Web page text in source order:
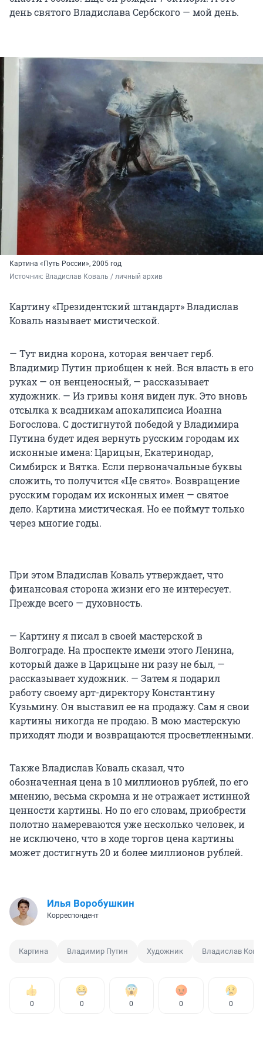
день святого Владислава Сербского — мой день.
Картина «Путь России», 2005 год
Источник: Владислав Коваль / личный архив
Картину «Президентский штандарт» Владислав
Коваль называет мистической.
— Тут видна корона, которая венчает герб.
Владимир Путин приобщен к ней. Вся власть в его
руках — он венценосный, — рассказывает
художник. — Из гривы коня виден лук. Это вновь
отсылка к всадникам апокалипсиса Иоанна
Богослова. С достигнутой победой у Владимира
Путина будет идея вернуть русским городам их
исконные имена: Царицын, Екатеринодар,
Симбирск и Вятка. Если первоначальные буквы
сложить, то получится «Це свято». Возвращение
русским городам их исконных имен — святое
дело. Картина мистическая. Но ее поймут только
через многие годы.
При этом Владислав Коваль утверждает, что
финансовая сторона жизни его не интересует.
Прежде всего — духовность.
— Картину я писал в своей мастерской в
Волгограде. На проспекте имени этого Ленина,
который даже в Царицыне ни разу не был, —
рассказывает художник. — Затем я подарил
работу своему арт-директору Константину
Кузьмину. Он выставил ее на продажу. Сам я свои
картины никогда не продаю. В мою мастерскую
приходят люди и возвращаются просветленными.
Также Владислав Коваль сказал, что
обозначенная цена в 10 миллионов рублей, по его
мнению, весьма скромна и не отражает истинной
ценности картины. Но по его словам, приобрести
полотно намереваются уже несколько человек, и
не исключено, что в ходе торгов цена картины
может достигнуть 20 и более миллионов рублей.
Илья Воробушкин
Корреспондент
Картина Владимир Путин Художник Владислав
0 0 0 0 0